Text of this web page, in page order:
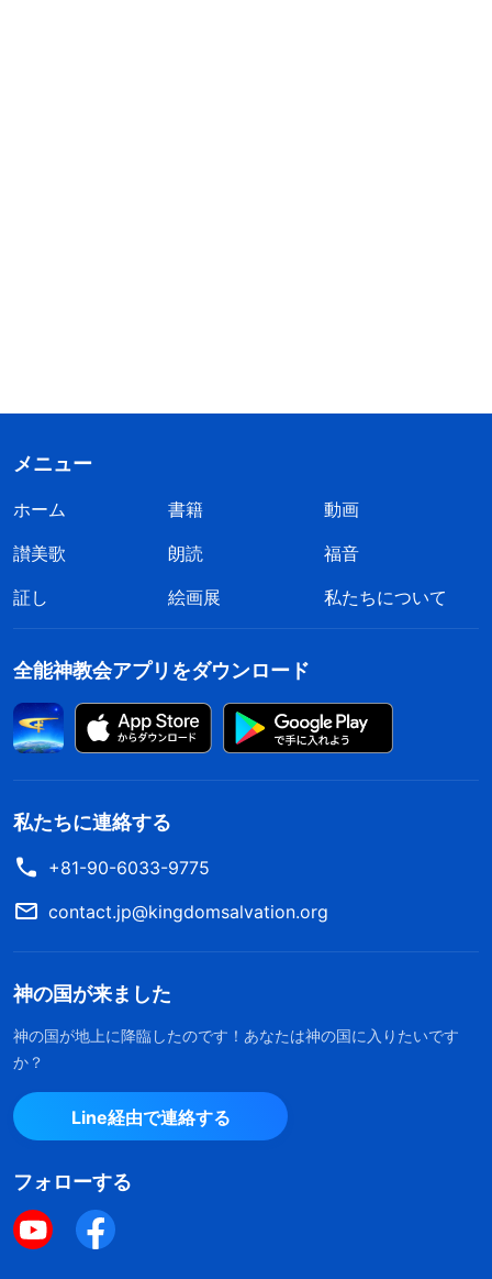
メニュー
ホーム 書籍
動画
讃美歌
朗読
福音
証し
絵画展 私たちについて
全能神教会アプリをダウンロード
私たちに連絡する
+81-90-6033-9775
contact.jp@kingdomsalvation.org
神の国が来ました
神の国が地上に降臨したのです！あなたは神の国に入りたいです
か？
Line経由で連絡する
フォローする